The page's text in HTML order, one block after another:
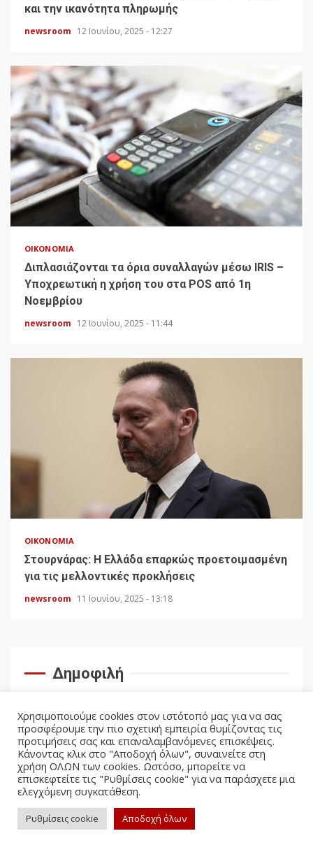
και την ικανότητα πληρωμής
newsroom 12 Ιουνίου, 2025 - 12:27
ΟΙΚΟΝΟΜΊΑ
Διπλασιάζονται τα όρια συναλλαγών μέσω IRIS –
Υποχρεωτική η χρήση του στα POS από 1η
Νοεμβρίου
newsroom 12 Ιουνίου, 2025 - 11:44
ΟΙΚΟΝΟΜΊΑ
Στουρνάρας: Η Ελλάδα επαρκώς προετοιμασμένη
για τις μελλοντικές προκλήσεις
newsroom 11 Ιουνίου, 2025 - 13:18
Δημοφιλή
Politicus.gr Copyright © All rights reserved.
Χρησιμοποιούμε cookies στον ιστότοπό μας για να σας
προσφέρουμε την πιο σχετική εμπειρία θυμίζοντας τις
προτιμήσεις σας και επαναλαμβανόμενες επισκέψεις.
Κάνοντας κλικ στο "Αποδοχή όλων", συναινείτε στη
χρήση ΟΛΩΝ των cookies. Ωστόσο, μπορείτε να
επισκεφτείτε τις "Ρυθμίσεις cookie" για να παράσχετε μια
ελεγχόμενη συγκατάθεση.
Ρυθμίσεις cookie Αποδοχή όλων